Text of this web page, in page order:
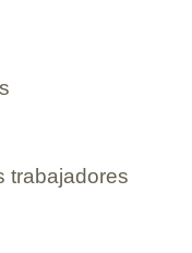
trabajadores